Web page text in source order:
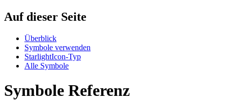
Auf dieser Seite
Überblick
Symbole verwenden
StarlightIcon-Typ
Alle Symbole
Symbole Referenz